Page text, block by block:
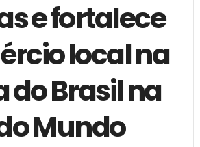
e fortalece
local na
do Brasil na
Mundo